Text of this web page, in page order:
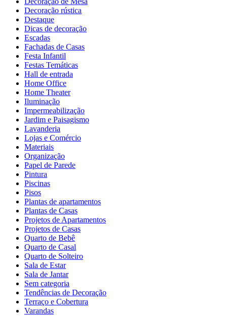
Decoração rústica
Destaque
Dicas de decoração
Escadas
Fachadas de Casas
Festa Infantil
Festas Temáticas
Hall de entrada
Home Office
Home Theater
Iluminação
Impermeabilização
Jardim e Paisagismo
Lavanderia
Lojas e Comércio
Materiais
Organização
Papel de Parede
Pintura
Piscinas
Pisos
Plantas de apartamentos
Plantas de Casas
Projetos de Apartamentos
Projetos de Casas
Quarto de Bebê
Quarto de Casal
Quarto de Solteiro
Sala de Estar
Sala de Jantar
Sem categoria
Tendências de Decoração
Terraço e Cobertura
Varandas